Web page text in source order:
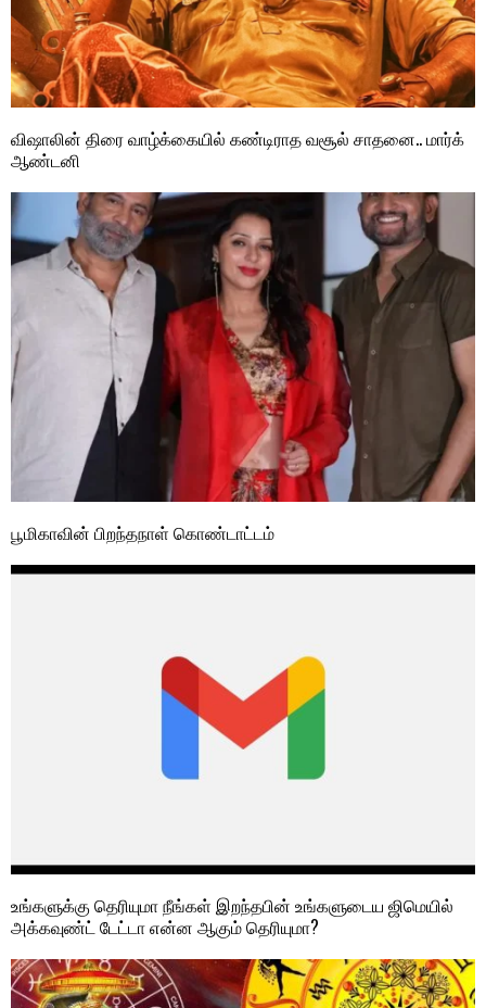
விஷாலின் திரை வாழ்க்கையில் கண்டிராத வசூல் சாதனை.. மார்க்
ஆண்டனி
பூமிகாவின் பிறந்தநாள் கொண்டாட்டம்
உங்களுக்கு தெரியுமா நீங்கள் இறந்தபின் உங்களுடைய ஜிமெயில்
அக்கவுண்ட் டேட்டா என்ன ஆகும் தெரியுமா?